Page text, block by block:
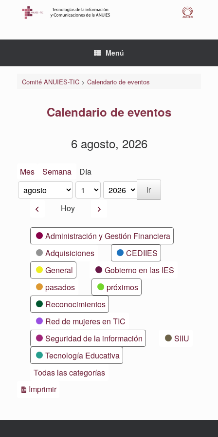
Menú
Comité ANUIES-TIC> Calendario de eventos
Calendario de eventos
6 agosto, 2026
Mes Semana Día
Mes
Día
Año
AnteriorHoy Siguiente
CategoríasAdministración y Gestión Financiera
Adquisiciones
CEDIIES
General
Gobierno en las IES
pasados
próximos
Reconocimientos
Red de mujeres en TIC
Seguridad de la información
SIIU
Tecnología Educativa
Todas las categorías
ImprimirVistas